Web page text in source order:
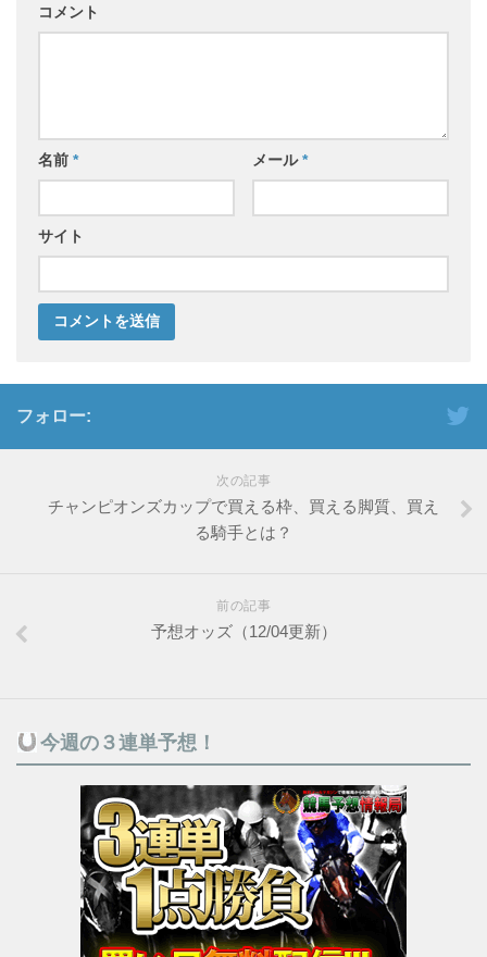
コメント
名前 * メール*
サイト
フォロー:
次の記事
チャンピオンズカップで買える枠、買える脚質、買え
る騎手とは？
前の記事
予想オッズ（12/04更新）
今週の３連単予想！